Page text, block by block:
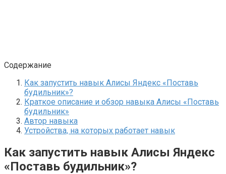
Содержание
Как запустить навык Алисы Яндекс «Поставь
будильник»?
Краткое описание и обзор навыка Алисы «Поставь
будильник»
Автор навыка
Устройства, на которых работает навык
Как запустить навык Алисы Яндекс
«Поставь будильник»?